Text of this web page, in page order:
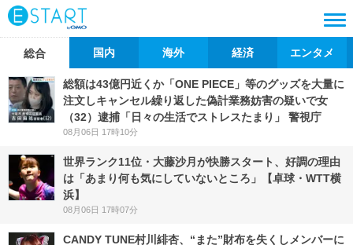
総合 国内 海外 経済 エンタメ
総額は43億円近くか「ONE PIECE」等のグッズを大量に
注文しキャンセル繰り返した偽計業務妨害の疑いで女
（32）逮捕「日々の生活でストレスたまり」 警視庁
08月06日 17時10分
世界ランク11位・大藤沙月が快勝スタート、好調の理由
は「あまり何も気にしていないところ」【卓球・WTT横
浜】
08月06日 17時07分
CANDY TUNE村川緋杏、“また”財布を失くしメンバーに